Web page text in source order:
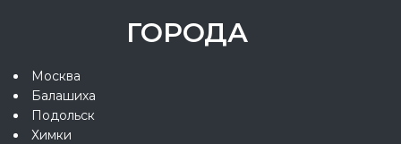
ГОРОДА
Москва
Балашиха
Подольск
Химки